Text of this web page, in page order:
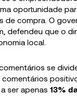
oportunidade
de compra. O
defendeu que o
local.
se
ser apenas13%